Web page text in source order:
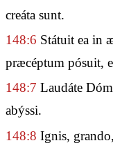
creáta sunt.
148:6 Státuit ea in
præcéptum pósuit,
148:7 Laudáte
abýssi.
148:8 Ignis,